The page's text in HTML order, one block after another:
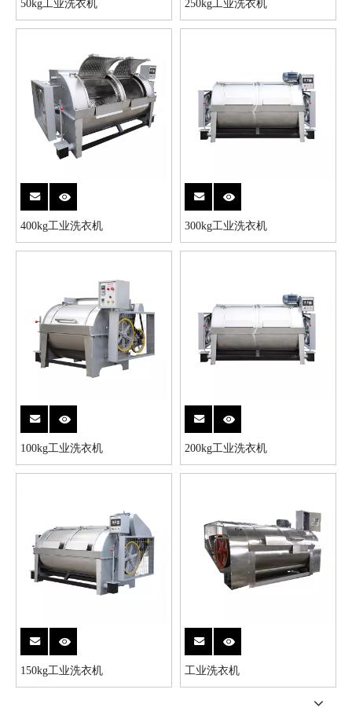
50kg工业洗衣机 250kg工业洗衣机
400kg工业洗衣机 300kg工业洗衣机
100kg工业洗衣机 200kg工业洗衣机
150kg工业洗衣机 工业洗衣机